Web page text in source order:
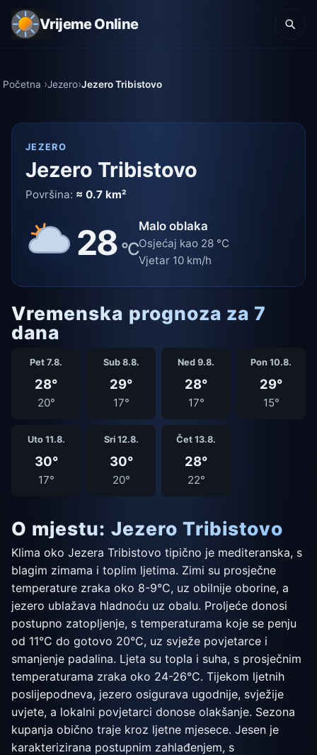
Vrijeme Online
Početna Jezero Jezero Tribistovo
JEZERO
Jezero Tribistovo
Površina: ≈ 0.7 km²
28 °C
Malo oblaka
Osjećaj kao 28 °C
Vjetar 10 km/h
Vremenska prognoza za 7
dana
Pet 7.8.
28°
20°
Sub 8.8.
29°
17°
Ned 9.8.
28°
17°
Pon 10.8.
29°
15°
Uto 11.8.
30°
17°
Sri 12.8.
30°
20°
Čet 13.8.
28°
22°
O mjestu: Jezero Tribistovo
Klima oko Jezera Tribistovo tipično je mediteranska, s
blagim zimama i toplim ljetima. Zimi su prosječne
temperature zraka oko 8-9°C, uz obilnije oborine, a
jezero ublažava hladnoću uz obalu. Proljeće donosi
postupno zatopljenje, s temperaturama koje se penju
od 11°C do gotovo 20°C, uz svježe povjetarce i
smanjenje padalina. Ljeta su topla i suha, s prosječnim
temperaturama zraka oko 24-26°C. Tijekom ljetnih
poslijepodneva, jezero osigurava ugodnije, svježije
uvjete, a lokalni povjetarci donose olakšanje. Sezona
kupanja obično traje kroz ljetne mjesece. Jesen je
karakterizirana postupnim zahlađenjem, s